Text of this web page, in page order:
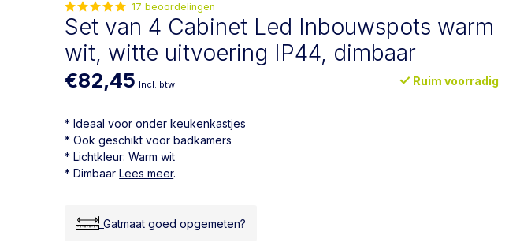
17 beoordelingen
Set van 4 Cabinet Led Inbouwspots warm
wit, witte uitvoering IP44, dimbaar
€82,45 Incl. btw Ruim voorradig
* Ideaal voor onder keukenkastjes
* Ook geschikt voor badkamers
* Lichtkleur: Warm wit
* DimbaarLees meer.
_Gatmaat goed opgemeten?